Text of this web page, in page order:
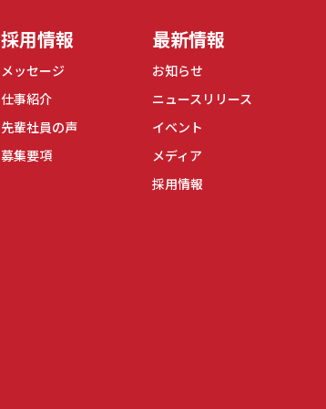
採用情報
メッセージ
仕事紹介
先輩社員の声
募集要項
最新情報
お知らせ
ニュースリリース
イベント
メディア
採用情報